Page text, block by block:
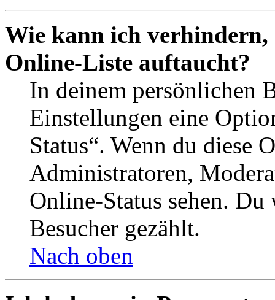
Wie kann ich verhindern,
Online-Liste auftaucht?
In deinem persönlichen
Einstellungen eine
Status“. Wenn du diese
Administratoren,
Online-Status sehen.
Besucher gezählt.
Nach oben